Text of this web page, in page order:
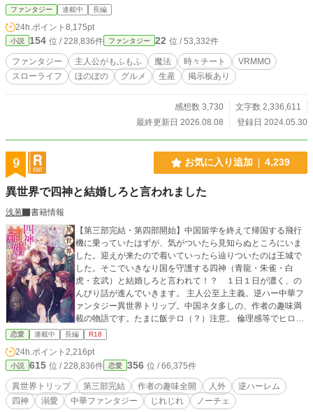
もぐもぐ。この世界、ご飯美味しすぎでは？ ＊＊＊ ゲーム生
活をのんびり楽しむ話。 バトルもありますが、基本はスロー
ライフ。 主人公は羽のあるうさぎになって、愛嬌を振りまき
ながら、あっちへこっちへフラフラと、異世界のようなゲー
ム世界を満喫します。 カクヨム様でも公開しております。
ファンタジー 連載中 長編
24h.ポイント 8,175pt
小説 154 位 / 228,836件 ファンタジー 22 位 / 53,332件
ファンタジー 主人公がもふもふ 魔法 時々チート
VRMMO
スローライフ
ほのぼの グルメ 生産 掲示板あり
感想数 3,730
文字数 2,336,611
最終更新日 2026.08.08
登録日 2024.05.30
9 お気に入り追加 4,239
異世界で四神と結婚しろと言われました
浅葱
書籍情報
【第三部完結・第四部開始】中国留学を終えて帰国する飛行
機に乗っていたはずが、気がついたら見知らぬところにいま
した。迎えが来たので着いていったら辿りついたのは王城で
した。そこでいきなり国を守護する四神（青龍・朱雀・白
虎・玄武）と結婚しろと言われて！？ １日１日が濃く、の
んびり話が進んでいきます。 主人公至上主義。逆ハー中華フ
ァンタジー異世界トリップ。中国ネタ多しの、作者の趣味満
載の物語です。たまに飯テロ（？）注意。 倫理感等でヒロイ
ンがたびたびもだもだします。脱線多すぎ（ぉぃ 『』内の言
葉は中国語です。 注：なろう版からの移転です。改稿はそれ
ほどしていません。R18指定にしていますが保険です。内容
自体はR15程度の予定です。 関連作：「貴方色に染まる」
「初恋は草海に抱かれ」（アルファポリス内に掲載。浅葱の
マイページをご確認ください） 「花嫁は笑わない～傾国異聞
～」https://ncode.syosetu.com/n4007ee/ 登場人物や世界設定
恋愛 連載中 長編 R18
24h.ポイント 2,216pt
小説 615 位 / 228,836件 恋愛 356 位 / 66,375件
異世界トリップ 第三部完結 作者の趣味全開 人外
逆ハーレム
四神
溺愛 中華ファンタジー じれじれ ノーチェ